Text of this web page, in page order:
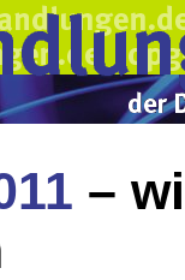
–